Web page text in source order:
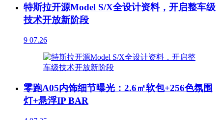
特斯拉开源Model S/X全设计资料，开启整车级
技术开放新阶段
9 07.26
零跑A05内饰细节曝光：2.6㎡软包+256色氛围
灯+悬浮IP BAR